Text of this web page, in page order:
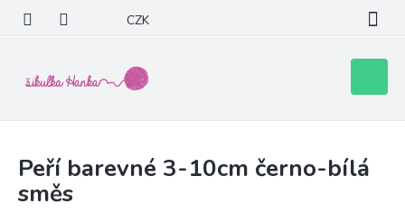
obsah
CZK
košík
Peří barevné 3-10cm černo-bílá
směs